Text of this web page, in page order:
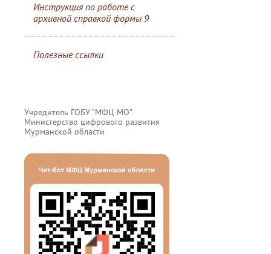
Инструкция по работе с
архивной справкой формы 9
Полезные ссылки
Учредитель ГОБУ "МФЦ МО"
Министерство цифрового развития
Мурманской области